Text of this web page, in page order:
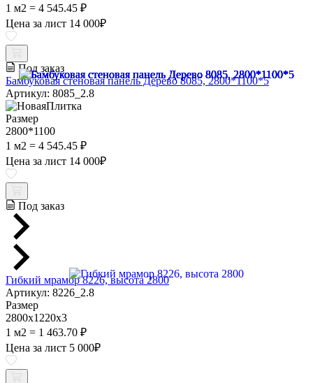
1 м2 = 4 545.45 ₽
Цена за лист 14 000₽
Под заказ
Бамбуковая стеновая панель Дерево 8085, 2800*1100*5
Артикул: 8085_2.8
Размер
2800*1100
1 м2 = 4 545.45 ₽
Цена за лист 14 000₽
Под заказ
Гибкий мрамор 8226, высота 2800
Артикул: 8226_2.8
Размер
2800х1220х3
1 м2 = 1 463.70 ₽
Цена за лист 5 000₽